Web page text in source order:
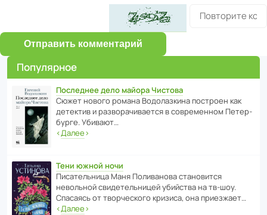
Отправить комментарий
Популярное
Последнее дело майора Чистова
Сюжет нового романа Водо­ла­з­кина пост­роен как
дете­ктив и разво­ра­чи­ва­ется в совре­менном Пете­р­
бурге. Убивают…
‹Далее›
Тени южной ночи
Писа­тель­ница Маня Поли­ва­нова стано­вится
невольной свиде­тель­ницей убийства на тв-шоу.
Спасаясь от твор­че­с­кого кризиса, она приезжает…
‹Далее›